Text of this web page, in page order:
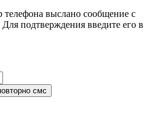
выслано сообщение с
подтверждения введите его в